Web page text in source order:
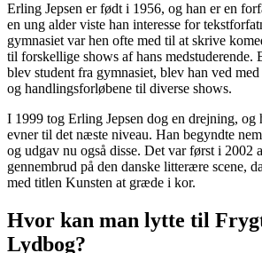
Erling Jepsen er født i 1956, og han er en
en ung alder viste han interesse for
gymnasiet var hen ofte med til at skrive
til forskellige shows af hans medstuderende.
blev student fra gymnasiet, blev han ved
og handlingsforløbene til diverse shows.
I 1999 tog Erling Jepsen dog en drejning, og
evner til det næste niveau. Han begyndte
og udgav nu også disse. Det var først i 2002
gennembrud på den danske litterære scene,
med titlen Kunsten at græde i kor.
Hvor kan man lytte til
Lydbog?